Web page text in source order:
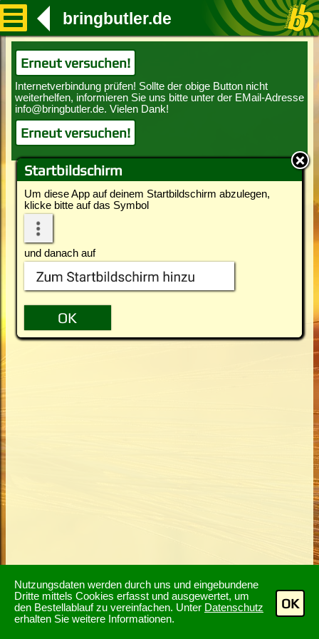
Nutzungsdaten werden durch uns und eingebundene
Dritte mittels Cookies erfasst und ausgewertet, um
den Bestellablauf zu vereinfachen. Unter Datenschutz
erhalten Sie weitere Informationen.
OK
Startbildschirm
Um diese App auf deinem Startbildschirm abzulegen,
klicke bitte auf das Symbol
und danach auf
bringbutler.de
Erneut versuchen!
Erneut versuchen!